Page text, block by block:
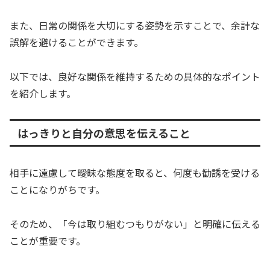
また、日常の関係を大切にする姿勢を示すことで、余計な
誤解を避けることができます。
以下では、良好な関係を維持するための具体的なポイント
を紹介します。
はっきりと自分の意思を伝えること
相手に遠慮して曖昧な態度を取ると、何度も勧誘を受ける
ことになりがちです。
そのため、「今は取り組むつもりがない」と明確に伝える
ことが重要です。